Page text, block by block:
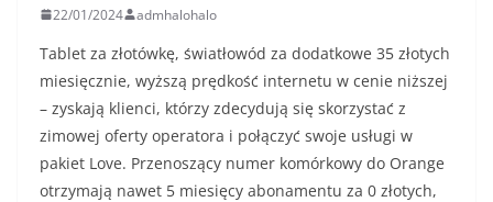
22/01/2024 admhalohalo
Tablet za złotówkę, światłowód za dodatkowe 35 złotych
miesięcznie, wyższą prędkość internetu w cenie niższej
– zyskają klienci, którzy zdecydują się skorzystać z
zimowej oferty operatora i połączyć swoje usługi w
pakiet Love. Przenoszący numer komórkowy do Orange
otrzymają nawet 5 miesięcy abonamentu za 0 złotych,